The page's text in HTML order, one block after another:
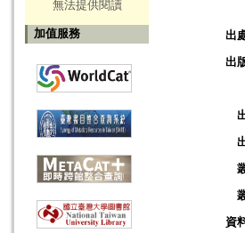
無法提供閱讀
加值服務
出
出
資